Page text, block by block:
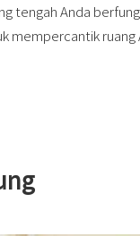
tengah Anda
mempercantik